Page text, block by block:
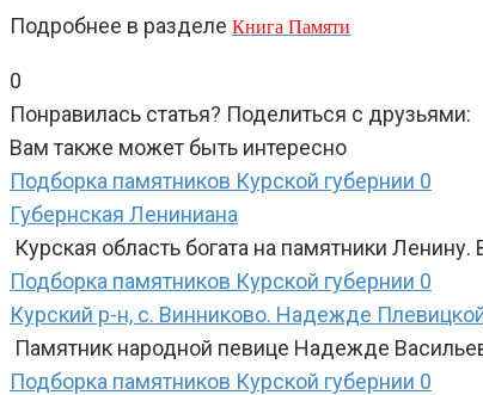
Подробнее в разделе Книга Памяти
0
Понравилась статья? Поделиться с друзьями:
Вам также может быть интересно
Подборка памятников Курской губернии 0
Губернская Лениниана
Курская область богата на памятники
Подборка памятников Курской губернии 0
Курский р-н, с. Винниково. Надежде
Памятник народной певице Надежде
Подборка памятников Курской губернии 0